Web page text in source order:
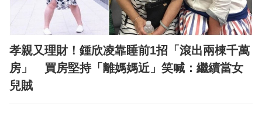
孝親又理財！鍾欣凌靠睡前1招「滾出兩棟千萬
房」 買房堅持「離媽媽近」笑喊：繼續當女
兒賊